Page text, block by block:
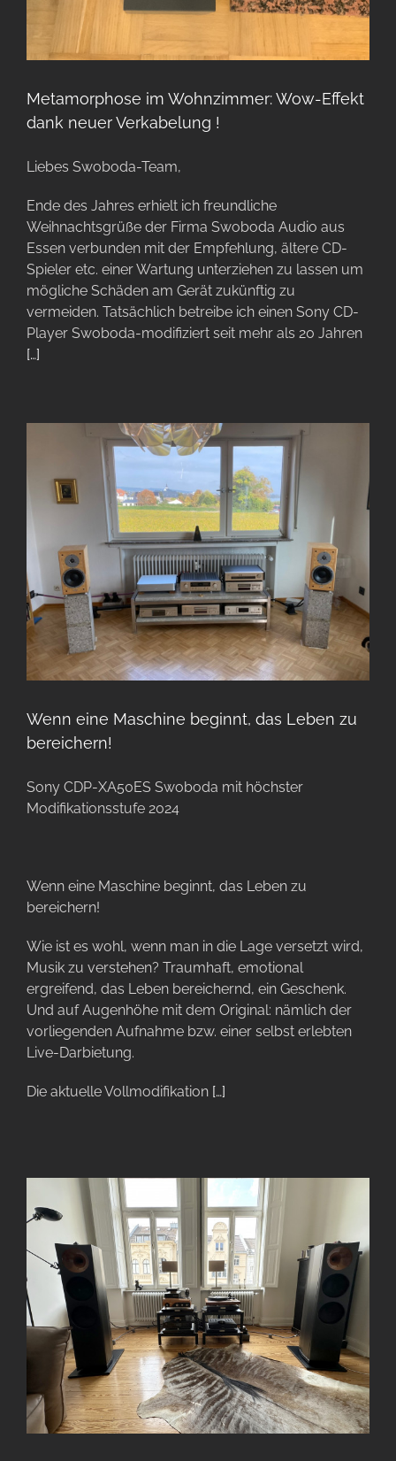
Metamorphose im Wohnzimmer: Wow-Effekt
dank neuer Verkabelung !
Liebes Swoboda-Team,
Ende des Jahres erhielt ich freundliche
Weihnachtsgrüße der Firma Swoboda Audio aus
Essen verbunden mit der Empfehlung, ältere CD-
Spieler etc. einer Wartung unterziehen zu lassen um
mögliche Schäden am Gerät zukünftig zu
vermeiden. Tatsächlich betreibe ich einen Sony CD-
Player Swoboda-modifiziert seit mehr als 20 Jahren
[…]
Wenn eine Maschine beginnt, das Leben zu
bereichern!
Sony CDP-XA50ES Swoboda mit höchster
Modifikationsstufe 2024
Wenn eine Maschine beginnt, das Leben zu
bereichern!
Wie ist es wohl, wenn man in die Lage versetzt wird,
Musik zu verstehen? Traumhaft, emotional
ergreifend, das Leben bereichernd, ein Geschenk.
Und auf Augenhöhe mit dem Original: nämlich der
vorliegenden Aufnahme bzw. einer selbst erlebten
Live-Darbietung.
Die aktuelle Vollmodifikation […]